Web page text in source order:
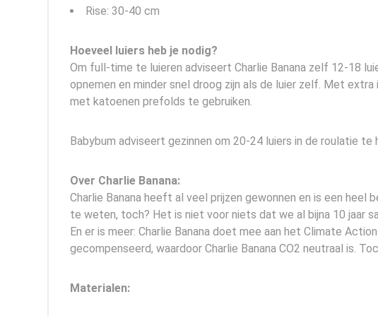
Rise: 30-40 cm
Hoeveel luiers heb je nodig?
Om full-time te luieren adviseert Charlie Banana zelf 12-18
opnemen en minder snel droog zijn als de luier zelf. Met
met katoenen prefolds te gebruiken.
Babybum adviseert gezinnen om 20-24 luiers in de roulatie
Over Charlie Banana:
Charlie Banana heeft al veel prijzen gewonnen en is een heel
te weten, toch? Het is niet voor niets dat we al bijna 10 jaar
En er is meer: Charlie Banana doet mee aan het Climate
gecompenseerd, waardoor Charlie Banana CO2 neutraal is.
Materialen: